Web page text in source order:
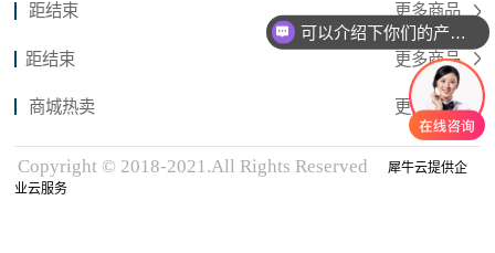
距结束 更多商品
距结束 更多商品
商城热卖 更多商品
Copyright © 2018-2021.All Rights Reserved
犀牛云提供企
业云服务